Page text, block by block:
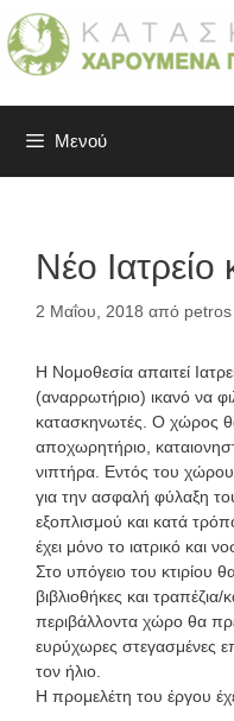
Μετάβαση
σε
περιεχόμενο
Μενού
Νέο Ιατρείο
2 Μαΐου, 2018 από petros
Η Νομοθεσία απαιτεί
(αναρρωτήριο) ικανό να
κατασκηνωτές. Ο χώρος
αποχωρητήριο,
νιπτήρα. Εντός του
για την ασφαλή φύλαξη
εξοπλισμού και κατά
έχει μόνο το ιατρικό και
Στο υπόγειο του κτιρίου
βιβλιοθήκες και
περιβάλλοντα χώρο θα
ευρύχωρες στεγασμένες
τον ήλιο.
Η προμελέτη του έργου